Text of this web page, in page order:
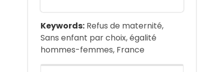
Keywords: Refus de maternité,
Sans enfant par choix, égalité
hommes-femmes, France